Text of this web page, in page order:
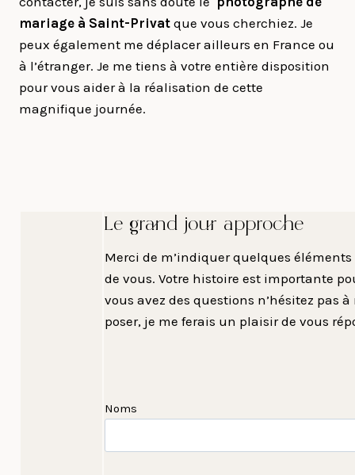
mariage à Saint-Privat que vous cherchiez. Je
peux également me déplacer ailleurs en France ou
à l’étranger. Je me tiens à votre entière disposition
pour vous aider à la réalisation de cette
magnifique journée.
Le grand jour approche
Merci de m’indiquer quelques éléments
de vous. Votre histoire est importante
vous avez des questions n’hésitez pas à
poser, je me ferais un plaisir de vous
Noms